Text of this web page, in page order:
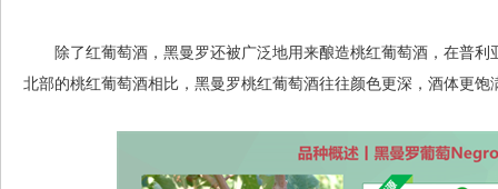
除了红葡萄酒，黑曼罗还被广泛地用来酿造桃红葡萄酒，在普利
北部的桃红葡萄酒相比，黑曼罗桃红葡萄酒往往颜色更深，酒体更饱